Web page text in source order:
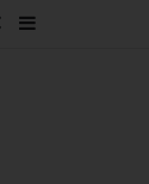
Zufälliger
Funktionalität ist